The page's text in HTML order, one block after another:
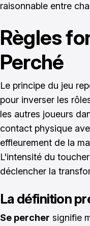
raisonnable entre
Règles
Perché
Le principe du jeu
pour inverser les
les autres joueurs
contact physique
effleurement de la
L'intensité du
déclencher la
La définition
Se percher signifie